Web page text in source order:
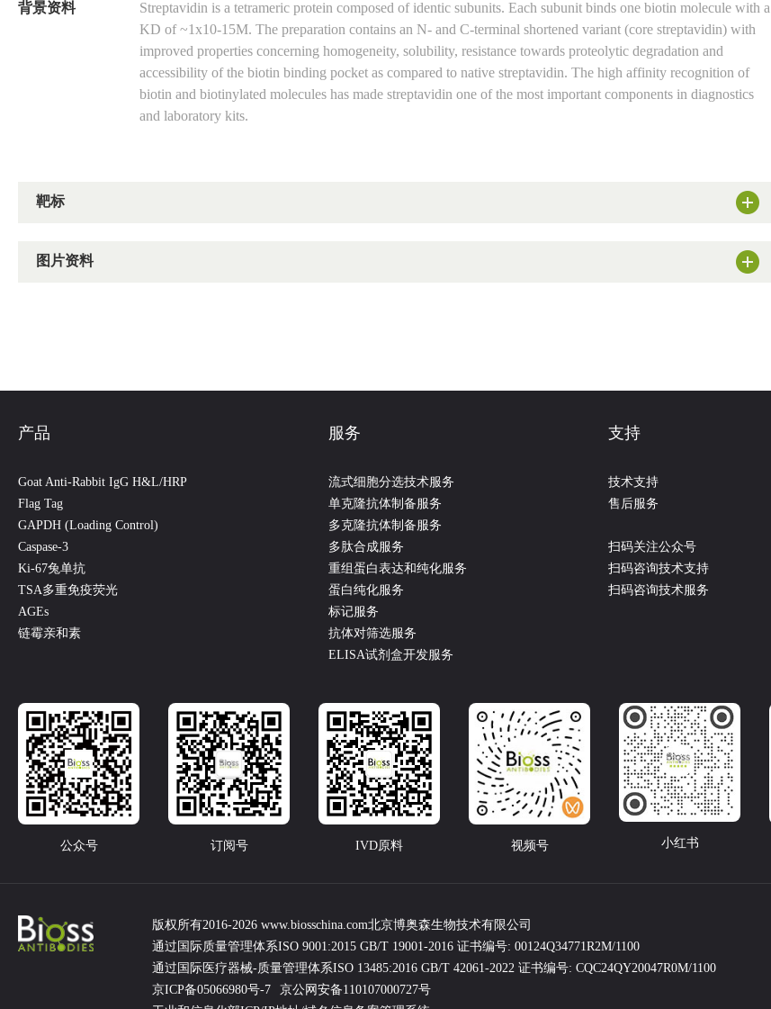
背景资料
Streptavidin is a tetrameric protein composed of identic subunits. Each subunit binds one biotin molecule with a
KD of ~1x10-15M. The preparation contains an N- and C-terminal shortened variant (core streptavidin) with
improved properties concerning homogeneity, solubility, resistance towards proteolytic degradation and
accessibility of the biotin binding pocket as compared to native streptavidin. The high affinity recognition of
biotin and biotinylated molecules has made streptavidin one of the most important components in diagnostics
and laboratory kits.
靶标
图片资料
产品
Goat Anti-Rabbit IgG H&L/HRP
Flag Tag
GAPDH (Loading Control)
Caspase-3
Ki-67兔单抗
TSA多重免疫荧光
AGEs
链霉亲和素
服务
流式细胞分选技术服务
单克隆抗体制备服务
多克隆抗体制备服务
多肽合成服务
重组蛋白表达和纯化服务
蛋白纯化服务
标记服务
抗体对筛选服务
ELISA试剂盒开发服务
支持
技术支持
售后服务
扫码关注公众号
扫码咨询技术支持
扫码咨询技术服务
公众号 订阅号 IVD原料 视频号 小红书
版权所有2016-2026 www.biosschina.com北京博奥森生物技术有限公司
通过国际质量管理体系ISO 9001:2015 GB/T 19001-2016 证书编号: 00124Q34771R2M/1100
通过国际医疗器械-质量管理体系ISO 13485:2016 GB/T 42061-2022 证书编号: CQC24QY20047R0M/1100
京ICP备05066980号-7
京公网安备110107000727号